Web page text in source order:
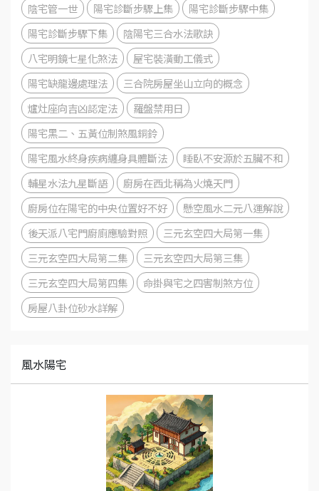
陰宅管一世
陽宅診斷步驟上集
陽宅診斷步驟中集
陽宅診斷步驟下集
陰陽宅三合水法歌訣
八宅明鏡七星化煞法
屋宅裝潢動工儀式
陽宅缺龍邊處理法
三合院房屋坐山立向的概念
爐灶座向吉凶認定法
羅盤禁用日
陽宅黑二、五黃位制煞風銅鈴
陽宅風水終身疾病纏身具體斷法
睡臥不安源於五臟不和
輔星水法九星斷語
廚房在西北稱為火燒天門
廚房位在陽宅的中央位置好不好
懸空風水二元八運解說
後天派八宅門廚廁應驗對照
三元玄空四大局第一集
三元玄空四大局第二集
三元玄空四大局第三集
三元玄空四大局第四集
命掛與宅之四害制煞方位
房屋八卦位砂水詳解
風水陽宅